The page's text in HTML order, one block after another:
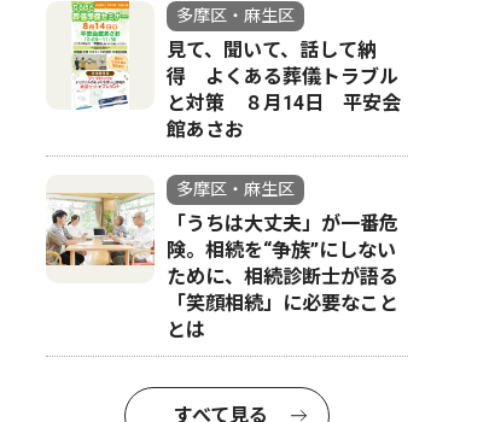
多摩区・麻生区
見て、聞いて、話して納
得 よくある葬儀トラブル
と対策 ８月14日 平安会
館あさお
多摩区・麻生区
「うちは大丈夫」が一番危
険。相続を“争族”にしない
ために、相続診断士が語る
「笑顔相続」に必要なこと
とは
すべて見る